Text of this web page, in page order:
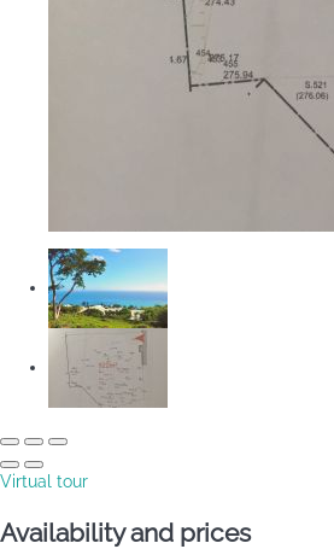
Virtual tour
Availability and prices